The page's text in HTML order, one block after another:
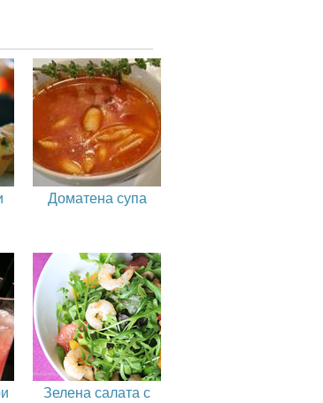
Доматена супа
Зелена салата с